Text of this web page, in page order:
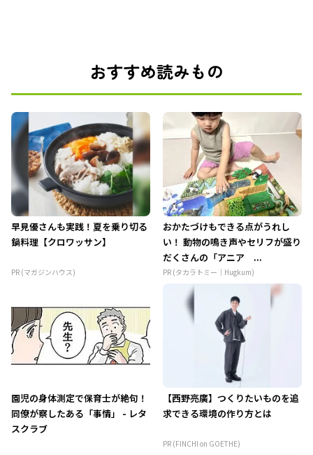
おすすめ読みもの
早見優さんも実践！夏を乗り切る
鍋料理【クロワッサン】
PR (マガジンハウス)
おかたづけもできる点がうれし
い！ 動物の鳴き声やセリフが盛り
だくさんの「アニア ...
PR (タカラトミー｜Hugkum)
園児の身体測定で保育士が絶句！
同僚が察したある「事情」 - レタ
スクラブ
【西野亮廣】つくりたいものを追
求できる環境の作り方とは
PR (FINCHI on GOETHE)